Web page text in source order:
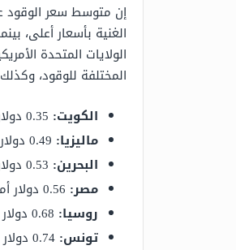
إن متوسط سعر الوقود على مستوى
الغنية بأسعار أعلى،
الولايات المتحدة
المختلفة للوقود،
الكويت:
ماليزيا:
البحرين:
مصر: 0.56 دولار أمريكي/ لتر.
روسيا:
تونس: